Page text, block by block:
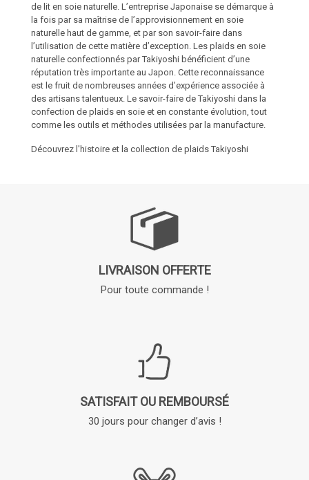
de lit en soie naturelle. L’entreprise Japonaise se démarque à
la fois par sa maîtrise de l’approvisionnement en soie
naturelle haut de gamme, et par son savoir-faire dans
l’utilisation de cette matière d’exception. Les plaids en soie
naturelle confectionnés par Takiyoshi bénéficient d’une
réputation très importante au Japon. Cette reconnaissance
est le fruit de nombreuses années d’expérience associée à
des artisans talentueux. Le savoir-faire de Takiyoshi dans la
confection de plaids en soie et en constante évolution, tout
comme les outils et méthodes utilisées par la manufacture.
Découvrez l'histoire et la collection de plaids Takiyoshi
LIVRAISON OFFERTE
Pour toute commande !
SATISFAIT OU REMBOURSÉ
30 jours pour changer d’avis !